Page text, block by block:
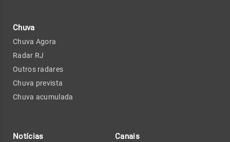
Chuva
Chuva Agora
Radar RJ
Outros radares
Chuva prevista
Chuva acumulada
Notícias Canais